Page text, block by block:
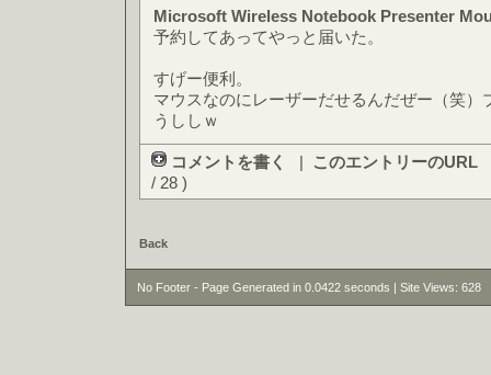
Microsoft Wireless Notebook Presenter
予約してあってやっと届いた。
すげー便利。
マウスなのにレーザーだせるんだぜー（笑）
うししｗ
コメントを書く | このエントリーのURL
/ 28 )
Back
No Footer - Page Generated in 0.0422 seconds | Site Views: 628